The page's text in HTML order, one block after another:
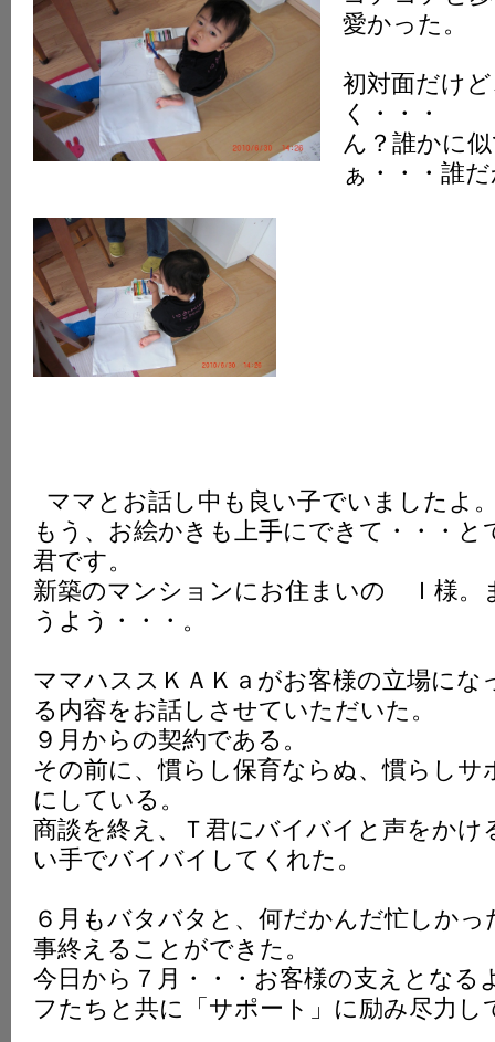
愛かった。
初対面だけ
く・・・
ん？誰かに
ぁ・・・誰
ママとお話し中も良い子でいましたよ
もう、お絵かきも上手にできて・・・と
君です。
新築のマンションにお住まいの Ｉ様。
うよう・・・。
ママハススＫＡＫａがお客様の立場にな
る内容をお話しさせていただいた。
９月からの契約である。
その前に、慣らし保育ならぬ、慣らしサ
にしている。
商談を終え、Ｔ君にバイバイと声をかけ
い手でバイバイしてくれた。
６月もバタバタと、何だかんだ忙しか
事終えることができた。
今日から７月・・・お客様の支えとなる
フたちと共に「サポート」に励み尽力し